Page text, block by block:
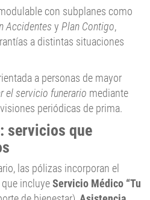
con subplanes como
Accidentes y Plan Contigo,
a distintas situaciones
a personas de mayor
el servicio funerario mediante
periódicas de prima.
servicios que
las pólizas incorporan el
que incluyeServicio Médico “Tu